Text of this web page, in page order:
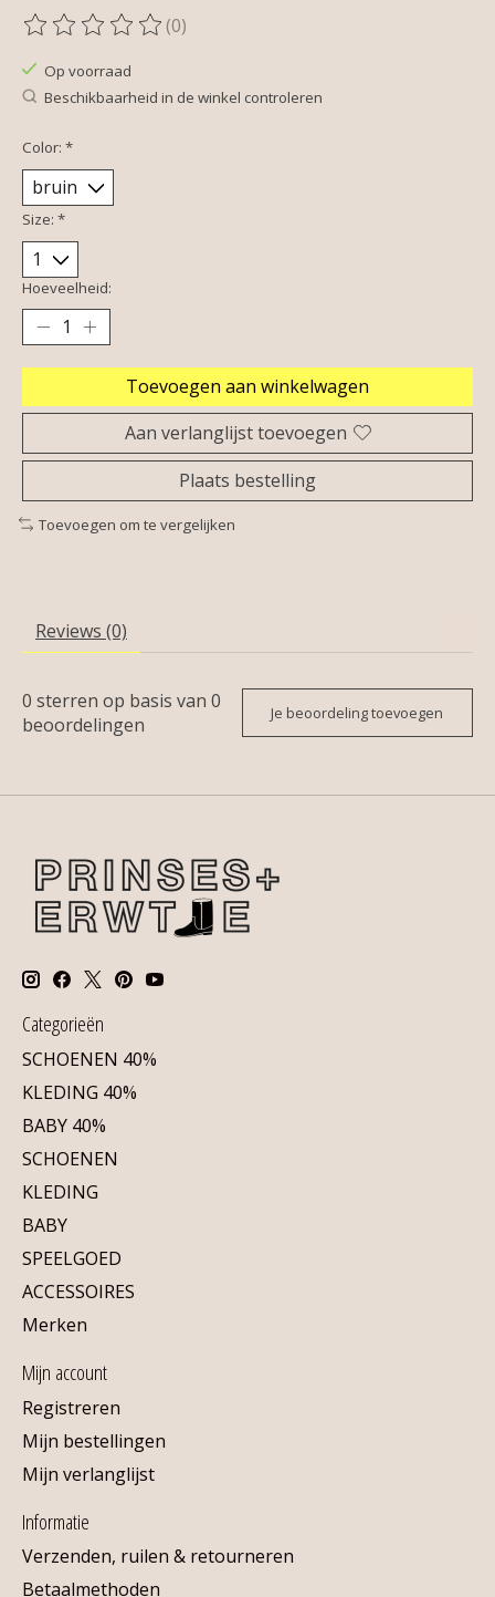
De beoordeling van dit product is
(0)
Op voorraad
Beschikbaarheid in de winkel controleren
Color: *
Size: *
Hoeveelheid:
Toevoegen aan winkelwagen
Aan verlanglijst toevoegen
Plaats bestelling
Toevoegen om te vergelijken
Reviews (0)
0 sterren op basis van 0
beoordelingen
Je beoordeling toevoegen
Categorieën
SCHOENEN 40%
KLEDING 40%
BABY 40%
SCHOENEN
KLEDING
BABY
SPEELGOED
ACCESSOIRES
Merken
Mijn account
Registreren
Mijn bestellingen
Mijn verlanglijst
Informatie
Verzenden, ruilen & retourneren
Betaalmethoden